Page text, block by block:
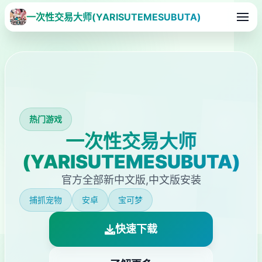
一次性交易大师(YARISUTEMESUBUTA)
热门游戏
一次性交易大师
(YARISUTEMESUBUTA)
官方全部新中文版,中文版安装
捕抓宠物 安卓 宝可梦
快速下载